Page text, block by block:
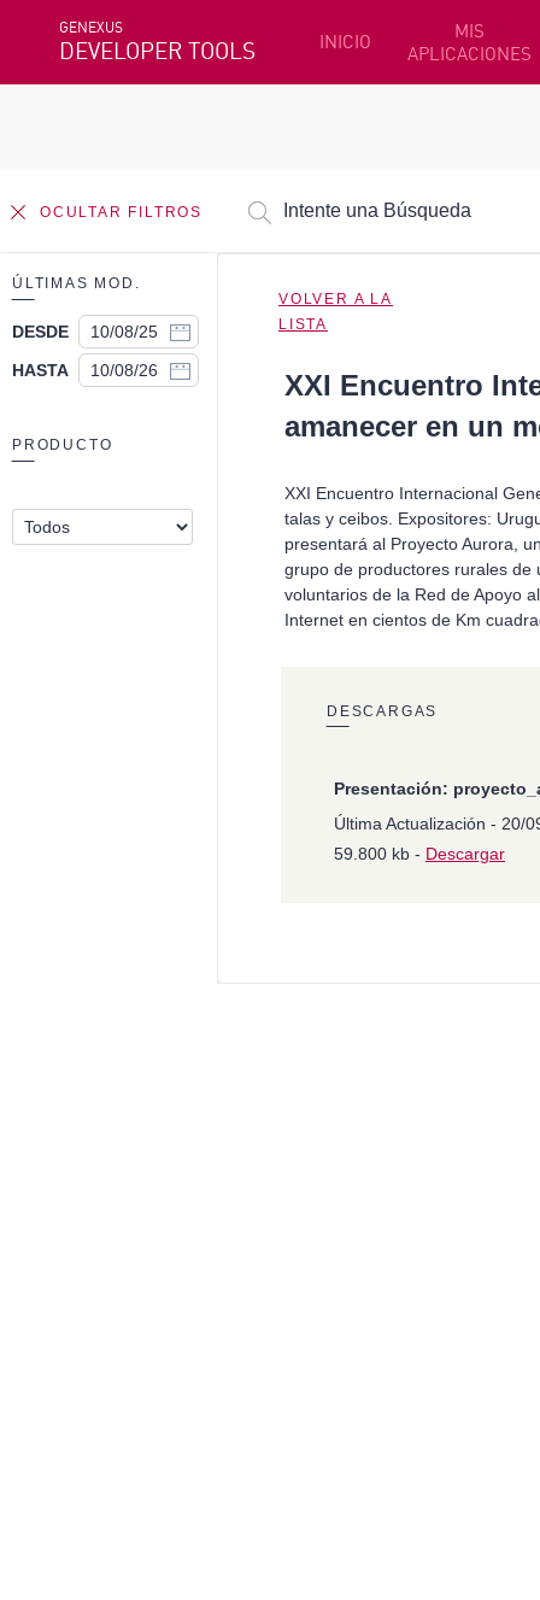
GENEXUS
DEVELOPER TOOLS INICIO
MIS
APLICACIONES